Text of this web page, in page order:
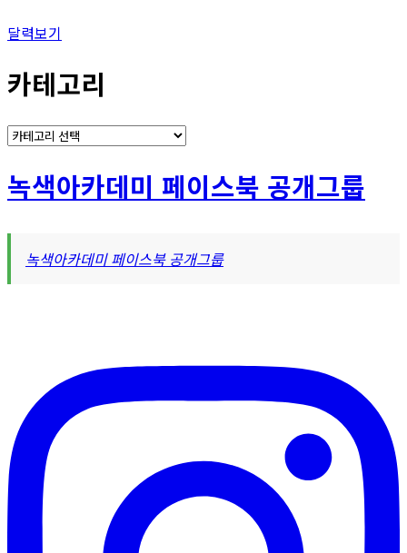
달력보기
카테고리
카
고
리
녹색아카데미 페이스북 공개그룹
녹색아카데미 페이스북 공개그룹